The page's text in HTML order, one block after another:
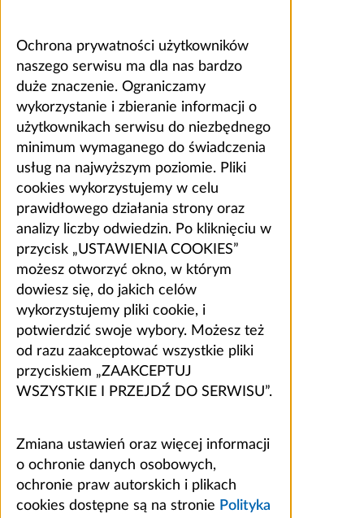
Ochrona prywatności użytkowników
naszego serwisu ma dla nas bardzo
duże znaczenie. Ograniczamy
wykorzystanie i zbieranie informacji o
użytkownikach serwisu do niezbędnego
minimum wymaganego do świadczenia
usług na najwyższym poziomie. Pliki
cookies wykorzystujemy w celu
prawidłowego działania strony oraz
analizy liczby odwiedzin. Po kliknięciu w
przycisk „USTAWIENIA COOKIES”
możesz otworzyć okno, w którym
dowiesz się, do jakich celów
wykorzystujemy pliki cookie, i
potwierdzić swoje wybory. Możesz też
od razu zaakceptować wszystkie pliki
przyciskiem „ZAAKCEPTUJ
WSZYSTKIE I PRZEJDŹ DO SERWISU”.
Zmiana ustawień oraz więcej informacji
o ochronie danych osobowych,
ochronie praw autorskich i plikach
cookies dostępne są na stronie Polityka